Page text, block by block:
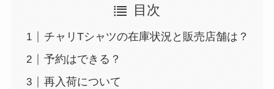
目次
チャリTシャツの在庫状況と販売店舗は？
予約はできる？
再入荷について